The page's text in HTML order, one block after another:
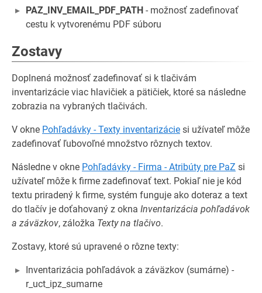
PAZ_INV_EMAIL_PDF_PATH - možnosť zadefinovať
cestu k vytvorenému PDF súboru
Zostavy
Doplnená možnosť zadefinovať si k tlačivám
inventarizácie viac hlavičiek a pätičiek, ktoré sa následne
zobrazia na vybraných tlačivách.
V okne Pohľadávky - Texty inventarizácie si užívateľ môže
zadefinovať ľubovoľné množstvo rôznych textov.
Následne v okne Pohľadávky - Firma - Atribúty pre PaZ si
užívateľ môže k firme zadefinovať text. Pokiaľ nie je kód
textu priradený k firme, systém funguje ako doteraz a text
do tlačív je doťahovaný z okna Inventarizácia pohľadávok
a záväzkov, záložka Texty na tlačivo.
Zostavy, ktoré sú upravené o rôzne texty:
Inventarizácia pohľadávok a záväzkov (sumárne) -
r_uct_ipz_sumarne